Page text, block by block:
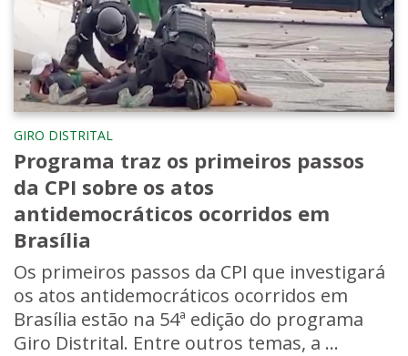
GIRO DISTRITAL
Programa traz os primeiros passos
da CPI sobre os atos
antidemocráticos ocorridos em
Brasília
Os primeiros passos da CPI que investigará
os atos antidemocráticos ocorridos em
Brasília estão na 54ª edição do programa
Giro Distrital. Entre outros temas, a ...